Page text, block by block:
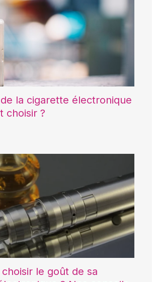
la cigarette électronique
choisir ?
le goût de sa